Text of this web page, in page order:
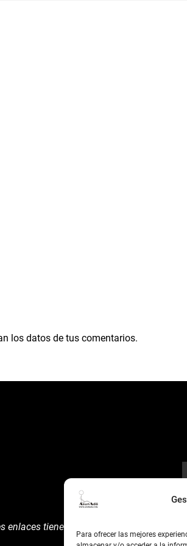
Para ofrecer las mejores
los datos de tus comentarios.
enlaces tienen un uso explícito.